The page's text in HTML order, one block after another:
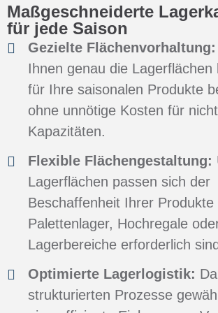
Maßgeschneiderte
für jede Saison
Gezielte Flächenvorhaltung:
Ihnen genau die Lagerflächen
für Ihre saisonalen Produkte
ohne unnötige Kosten für
Kapazitäten.
Flexible Flächengestaltung:
Lagerflächen passen sich der
Beschaffenheit Ihrer
Palettenlager, Hochregale
Lagerbereiche erforderlich
Optimierte Lagerlogistik:
strukturierten Prozesse